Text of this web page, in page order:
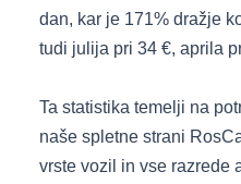
dan, kar je 171% dražje
tudi julija pri 34 €, aprila
Ta statistika temelji na
naše spletne strani
vrste vozil in vse razrede